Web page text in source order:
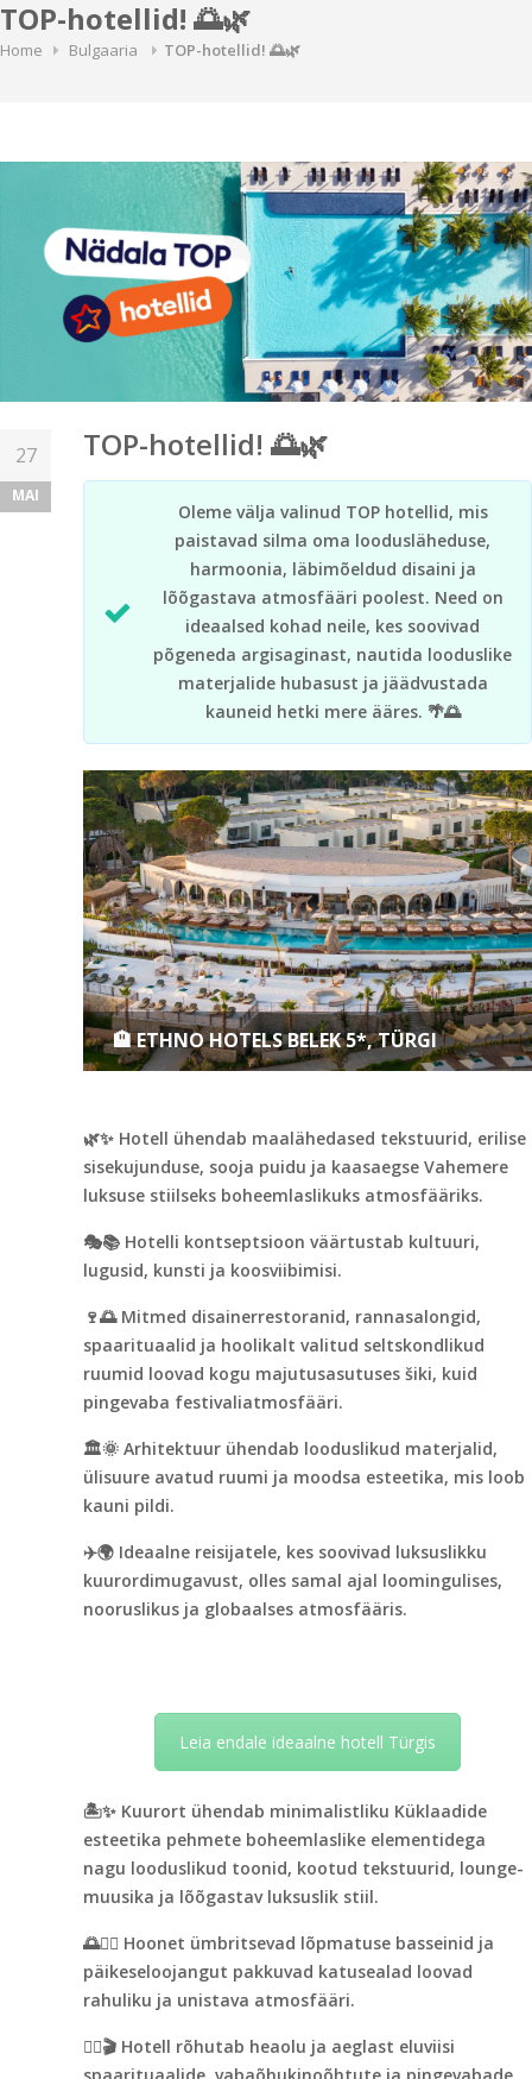
TOP-hotellid! 🌅🌿
Home Bulgaaria TOP-hotellid! 🌅🌿
27
MAI
TOP-hotellid! 🌅🌿
Oleme välja valinud TOP hotellid, mis
paistavad silma oma loodusläheduse,
harmoonia, läbimõeldud disaini ja
lõõgastava atmosfääri poolest. Need on
ideaalsed kohad neile, kes soovivad
põgeneda argisaginast, nautida looduslike
materjalide hubasust ja jäädvustada
kauneid hetki mere ääres. 🌴🌅
🏨 ETHNO HOTELS BELEK 5*, TÜRGI
🌿✨ Hotell ühendab maalähedased tekstuurid, erilise
sisekujunduse, sooja puidu ja kaasaegse Vahemere
luksuse stiilseks boheemlaslikuks atmosfääriks.
🎭📚 Hotelli kontseptsioon väärtustab kultuuri,
lugusid, kunsti ja koosviibimisi.
🍷🌅 Mitmed disainerrestoranid, rannasalongid,
spaarituaalid ja hoolikalt valitud seltskondlikud
ruumid loovad kogu majutusasutuses šiki, kuid
pingevaba festivaliatmosfääri.
🏛️🌞 Arhitektuur ühendab looduslikud materjalid,
ülisuure avatud ruumi ja moodsa esteetika, mis loob
kauni pildi.
✈️🌍 Ideaalne reisijatele, kes soovivad luksuslikku
kuurordimugavust, olles samal ajal loomingulises,
nooruslikus ja globaalses atmosfääris.
Leia endale ideaalne hotell Türgis
🏝️✨ Kuurort ühendab minimalistliku Küklaadide
esteetika pehmete boheemlaslike elementidega
nagu looduslikud toonid, kootud tekstuurid, lounge-
muusika ja lõõgastav luksuslik stiil.
🌅🏊‍♂️ Hoonet ümbritsevad lõpmatuse basseinid ja
päikeseloojangut pakkuvad katusealad loovad
rahuliku ja unistava atmosfääri.
💆‍♀️🎬 Hotell rõhutab heaolu ja aeglast eluviisi